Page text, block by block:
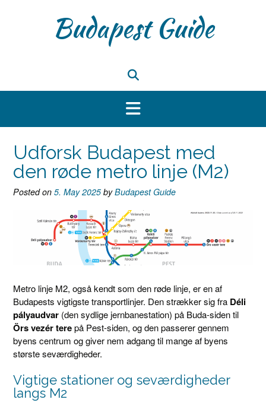
Budapest Guide
Udforsk Budapest med
den røde metro linje (M2)
Posted on 5. May 2025byBudapest Guide
Metro linje M2, også kendt som den røde linje, er en af
Budapests vigtigste transportlinjer. Den strækker sig fra Déli
pályaudvar (den sydlige jernbanestation) på Buda-siden til
Örs vezér terepå Pest-siden, og den passerer gennem
byens centrum og giver nem adgang til mange af byens
største seværdigheder.
Vigtige stationer og seværdigheder
langs M2